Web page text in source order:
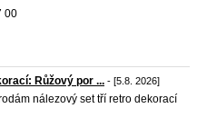
00
Růžový por ... - [5.8. 2026]
nálezový set tří retro dekorací